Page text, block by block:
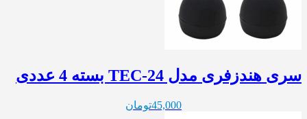
سری هندزفری مدل TEC-24 بسته 4 عددی
45,000تومان